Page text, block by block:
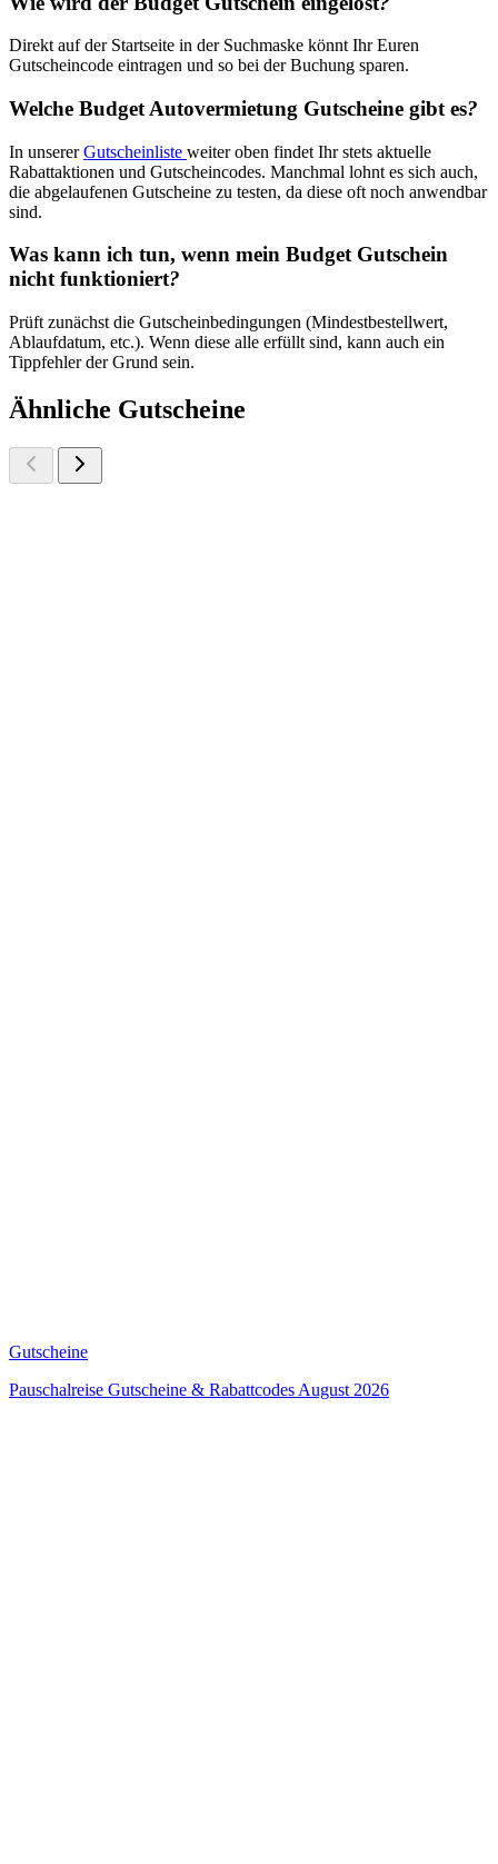
Direkt auf der Startseite in der Suchmaske könnt Ihr Euren
Gutscheincode eintragen und so bei der Buchung sparen.
Welche Budget Autovermietung Gutscheine gibt es?
In unsererGutscheinliste weiter oben findet Ihr stets aktuelle
Rabattaktionen und Gutscheincodes. Manchmal lohnt es sich auch,
die abgelaufenen Gutscheine zu testen, da diese oft noch anwendbar
sind.
Was kann ich tun, wenn mein Budget Gutschein
nicht funktioniert?
Prüft zunächst die Gutscheinbedingungen (Mindestbestellwert,
Ablaufdatum, etc.). Wenn diese alle erfüllt sind, kann auch ein
Tippfehler der Grund sein.
Ähnliche Gutscheine
Gutscheine
Pauschalreise Gutscheine & Rabattcodes August 2026